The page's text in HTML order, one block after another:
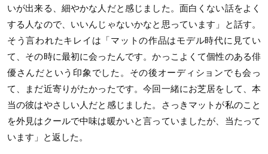
いが出来る、細やかな人だと感じました。面白くない話をよく
する人なので、いいんじゃないかなと思っています」と話す。
そう言われたキレイは「マットの作品はモデル時代に見てい
て、その時に最初に会ったんです。かっこよくて個性のある俳
優さんだという印象でした。その後オーディションでも会っ
て、まだ近寄りがたかったです。今回一緒にお芝居をして、本
当の彼はやさしい人だと感じました。さっきマットが私のこと
を外見はクールで中味は暖かいと言っていましたが、当たって
います」と返した。